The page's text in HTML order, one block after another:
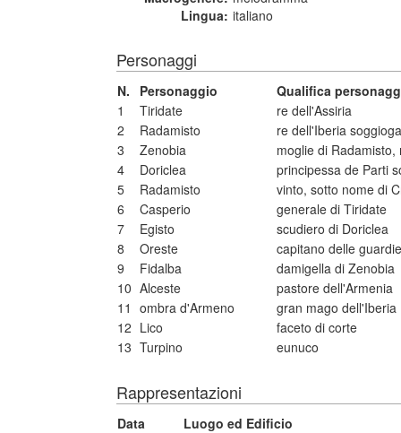
Lingua: italiano
Personaggi
N. Personaggio
Qualifica
1
Tiridate
re dell'Assiria
2
Radamisto
re dell'Iberia
3
Zenobia
moglie di Radamisto,
4
Doriclea
principessa de Parti
5
Radamisto
vinto, sotto nome di
6
Casperio
generale di Tiridate
7
Egisto
scudiero di Doriclea
8
Oreste
capitano delle
9
Fidalba
damigella di Zenobia
10 Alceste
pastore dell'Armenia
11 ombra d'Armeno
gran mago dell'Iberia
12 Lico
faceto di corte
13 Turpino eunuco
Rappresentazioni
Data
Luogo ed Edificio